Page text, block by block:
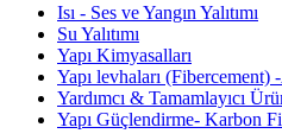
Isı - Ses ve Yangın Yalıtımı
Su Yalıtımı
Yapı Kimyasalları
Yapı levhaları
Yardımcı & Tamamlayıcı
Yapı Güçlendirme- Karbon